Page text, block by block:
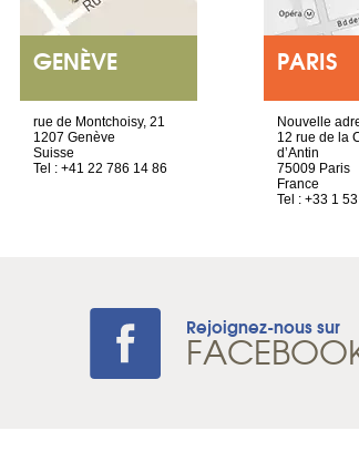
GENÈVE
rue de Montchoisy, 21
1207 Genève
Suisse
Tel : +41 22 786 14 86
PARIS
Nouvelle
12 rue de la
d’Antin
75009 Paris
France
Tel : +33 1
Rejoignez-nous sur